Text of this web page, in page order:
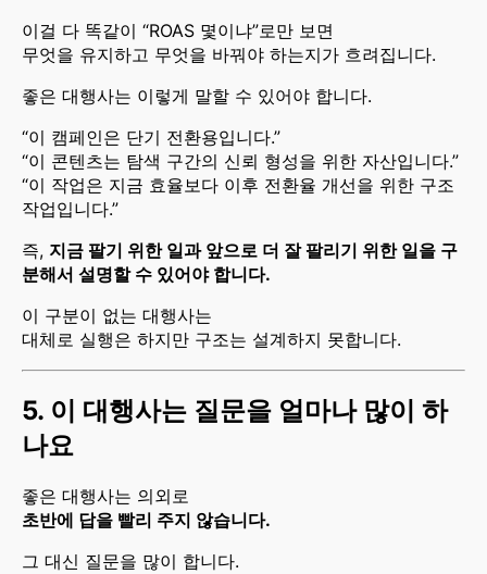
이걸 다 똑같이 “ROAS 몇이냐”로만 보면
무엇을 유지하고 무엇을 바꿔야 하는지가 흐려집니다.
좋은 대행사는 이렇게 말할 수 있어야 합니다.
“이 캠페인은 단기 전환용입니다.”
“이 콘텐츠는 탐색 구간의 신뢰 형성을 위한 자산입니다.”
“이 작업은 지금 효율보다 이후 전환율 개선을 위한 구조
작업입니다.”
즉, 지금 팔기 위한 일과 앞으로 더 잘 팔리기 위한 일을 구
분해서 설명할 수 있어야 합니다.
이 구분이 없는 대행사는
대체로 실행은 하지만 구조는 설계하지 못합니다.
5. 이 대행사는 질문을 얼마나 많이 하
나요
좋은 대행사는 의외로
초반에 답을 빨리 주지 않습니다.
그 대신 질문을 많이 합니다.